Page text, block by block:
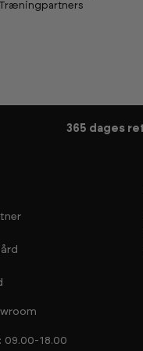
365 dages
09.00-18.00